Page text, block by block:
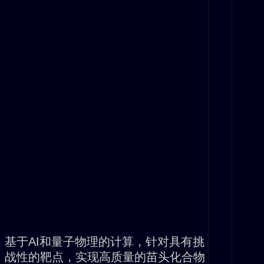
基于AI和量子物理的计算，针对具有挑
战性的靶点，实现高质量的苗头化合物